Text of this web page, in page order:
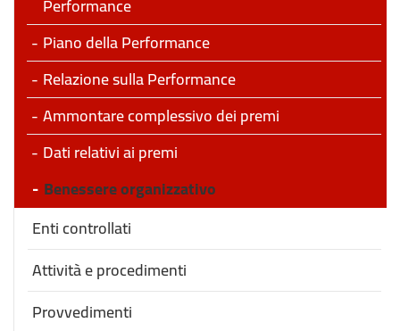
Piano della Performance
Relazione sulla Performance
Ammontare complessivo dei premi
Dati relativi ai premi
Benessere organizzativo
Enti controllati
Attività e procedimenti
Provvedimenti